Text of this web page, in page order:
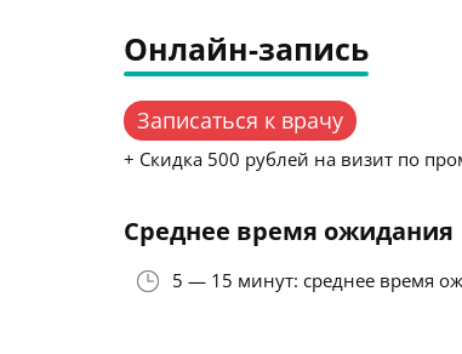
Онлайн-запись
Записаться к врачу
+ Скидка 500 рублей на визит по
Среднее время ожидания
5 — 15 минут: среднее время